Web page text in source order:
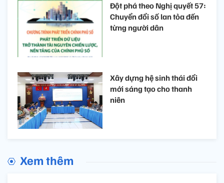
Đột phá theo Nghị quyết 57:
Chuyển đổi số lan tỏa đến
từng người dân
Xây dựng hệ sinh thái đổi
mới sáng tạo cho thanh
niên
Xem thêm